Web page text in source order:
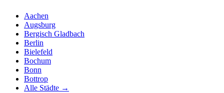
Aachen
Augsburg
Bergisch Gladbach
Berlin
Bielefeld
Bochum
Bonn
Bottrop
Alle Städte →